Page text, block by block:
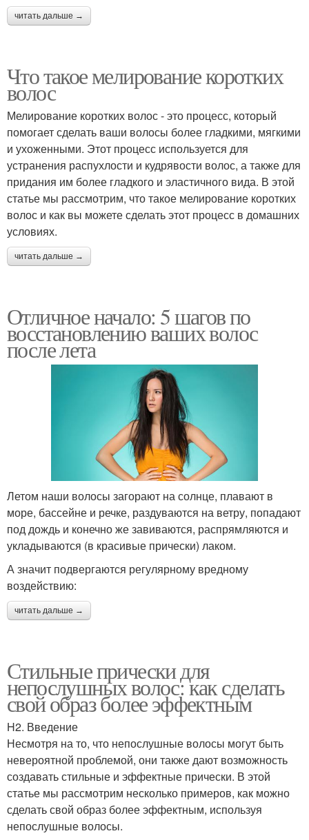
читать дальше →
Что такое мелирование коротких
волос
Мелирование коротких волос - это процесс, который
помогает сделать ваши волосы более гладкими, мягкими
и ухоженными. Этот процесс используется для
устранения распухлости и кудрявости волос, а также для
придания им более гладкого и эластичного вида. В этой
статье мы рассмотрим, что такое мелирование коротких
волос и как вы можете сделать этот процесс в домашних
условиях.
читать дальше →
Отличное начало: 5 шагов по
восстановлению ваших волос
после лета
Летом наши волосы загорают на солнце, плавают в
море, бассейне и речке, раздуваются на ветру, попадают
под дождь и конечно же завиваются, распрямляются и
укладываются (в красивые прически) лаком.
А значит подвергаются регулярному вредному
воздействию:
читать дальше →
Стильные прически для
непослушных волос: как сделать
свой образ более эффектным
H2. Введение
Несмотря на то, что непослушные волосы могут быть
невероятной проблемой, они также дают возможность
создавать стильные и эффектные прически. В этой
статье мы рассмотрим несколько примеров, как можно
сделать свой образ более эффектным, используя
непослушные волосы.